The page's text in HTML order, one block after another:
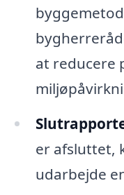
at reducere
er afsluttet,
udarbejde